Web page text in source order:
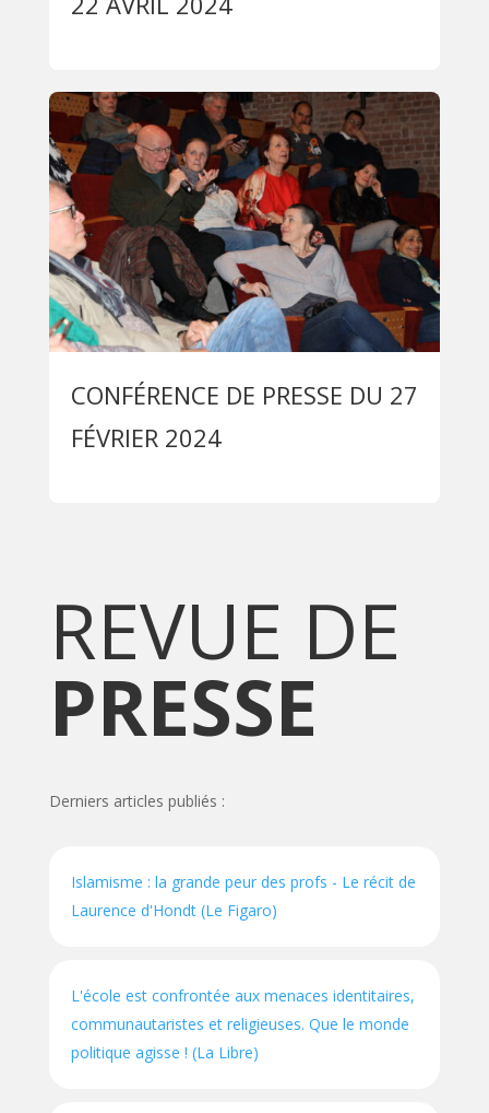
CONFÉRENCE DE PRESSE DU 27
FÉVRIER 2024
REVUE DE
PRESSE
Derniers articles publiés :
Islamisme : la grande peur des profs - Le récit de
Laurence d'Hondt (Le Figaro)
L'école est confrontée aux menaces identitaires,
communautaristes et religieuses. Que le monde
politique agisse ! (La Libre)